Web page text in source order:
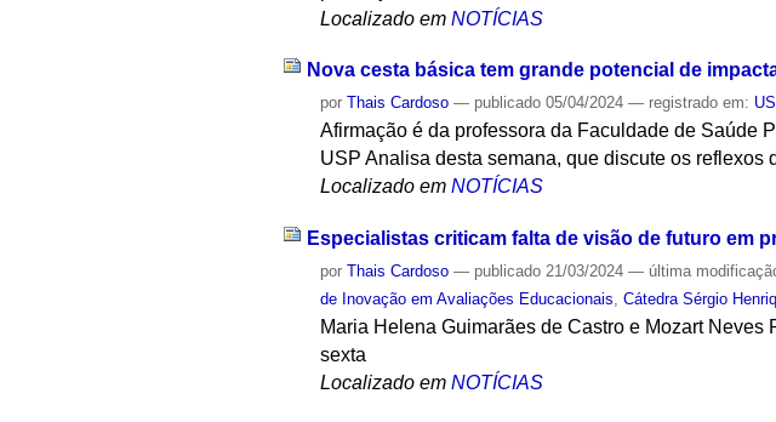
Localizado em NOTÍCIAS
Nova cesta básica tem grande potencial de
porThais Cardoso — publicado 05/04/2024— registrado em:
Afirmação é da professora da Faculdade de Saúde
USP Analisa desta semana, que discute os reflexos
Localizado em NOTÍCIAS
Especialistas criticam falta de visão de futuro em
porThais Cardoso — publicado 21/03/2024— última
de Inovação em Avaliações Educacionais,Cátedra Sérgio
Maria Helena Guimarães de Castro e Mozart
sexta
Localizado em NOTÍCIAS